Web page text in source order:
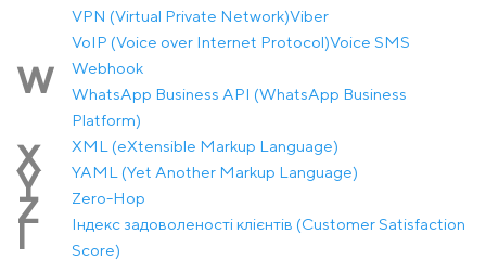
VPN (Virtual Private Network)Viber
VoIP (Voice over Internet Protocol)Voice SMS
W
Webhook
WhatsApp Business API (WhatsApp Business
Platform)
X XML (eXtensible Markup Language)
Y YAML (Yet Another Markup Language)
Z Zero-Hop
І
Індекс задоволеності клієнтів (Customer Satisfaction
Score)